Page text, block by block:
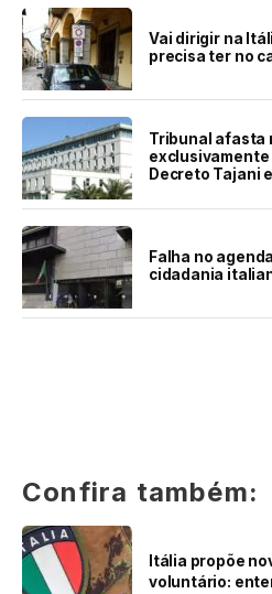
Vai dirigir na
precisa ter no
Tribunal afasta
exclusivamente
Decreto Tajani
Falha no
cidadania
Confira também:
Itália propõe
voluntário: